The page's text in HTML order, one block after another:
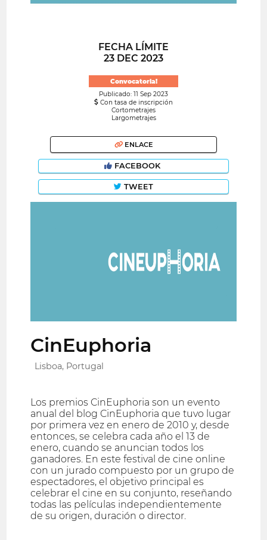
FECHA LÍMITE
23 DEC 2023
Convocatoria!
Publicado: 11 Sep 2023
Con tasa de inscripción
Cortometrajes
Largometrajes
ENLACE
FACEBOOK
TWEET
CinEuphoria
Lisboa, Portugal
Los premios CinEuphoria son un evento
anual del blog CinEuphoria que tuvo lugar
por primera vez en enero de 2010 y, desde
entonces, se celebra cada año el 13 de
enero, cuando se anuncian todos los
ganadores. En este festival de cine online
con un jurado compuesto por un grupo de
espectadores, el objetivo principal es
celebrar el cine en su conjunto, reseñando
todas las películas independientemente
de su origen, duración o director.